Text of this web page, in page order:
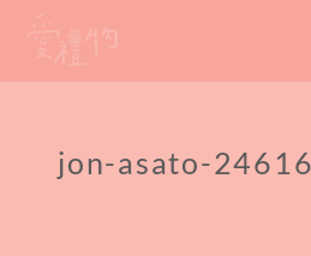
jon-asato-